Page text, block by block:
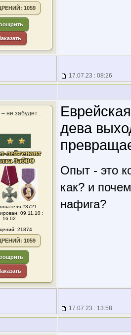
1059
17.07.23 : 08:26
не забудет...
#3721
09.11.10 :
16:02
21874
1059
дева
Опыт - это
как? и
нафига?
17.07.23 : 13:58